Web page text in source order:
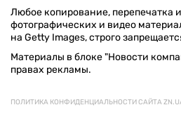
Любое копирование, перепечатка
фотографических и видео
на Getty Images, строго
Материалы в блоке "Новости
правах рекламы.
ПОЛИТИКА КОНФИДЕНЦИАЛЬНОСТИ САЙТА
© 1994–2026 «ЗЕРКАЛО НЕДЕЛИ. УКРАИНА».